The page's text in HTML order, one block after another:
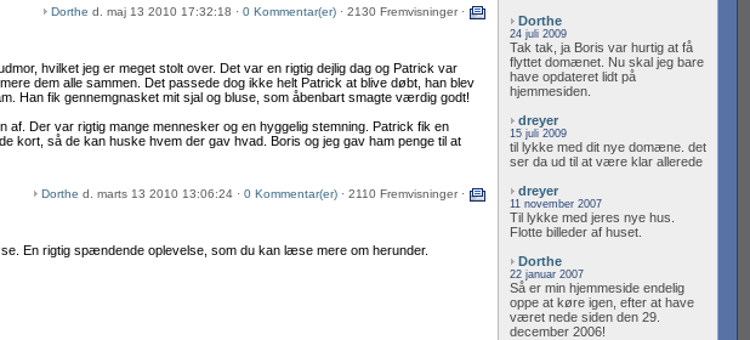
Dorthe d. maj 13 2010 17:32:18 · 0 Kommentar(er) · 2130 Fremvisninger ·
hvilket jeg er meget stolt over. Det var en rigtig dejlig dag og Patrick var
dem alle sammen. Det passede dog ikke helt Patrick at blive døbt, han blev
Han fik gennemgnasket mit sjal og bluse, som åbenbart smagte værdig godt!
Der var rigtig mange mennesker og en hyggelig stemning. Patrick fik en
kort, så de kan huske hvem der gav hvad. Boris og jeg gav ham penge til at
Dorthe d. marts 13 2010 13:06:24 · 0 Kommentar(er) · 2110 Fremvisninger ·
En rigtig spændende oplevelse, som du kan læse mere om herunder.
Dorthe
24 juli 2009
Tak tak, ja Boris var hurtig at få
flyttet domænet. Nu skal jeg bare
have opdateret lidt på
hjemmesiden.
dreyer
15 juli 2009
til lykke med dit nye domæne. det
ser da ud til at være klar allerede
dreyer
11 november 2007
Til lykke med jeres nye hus.
Flotte billeder af huset.
Dorthe
22 januar 2007
Så er min hjemmeside endelig
oppe at køre igen, efter at have
været nede siden den 29.
december 2006!